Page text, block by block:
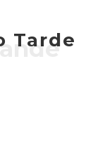
Tarde